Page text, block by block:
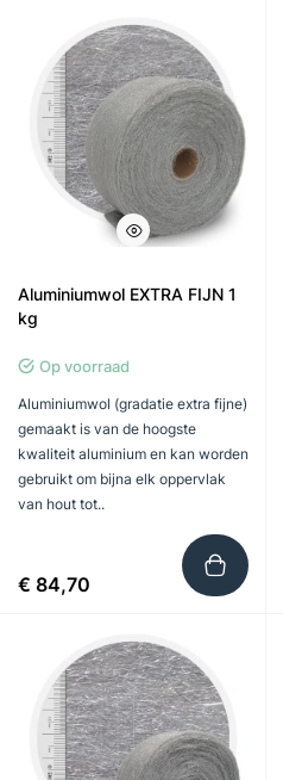
Aluminiumwol EXTRA FIJN 1
kg
Op voorraad
Aluminiumwol (gradatie extra fijne)
gemaakt is van de hoogste
kwaliteit aluminium en kan worden
gebruikt om bijna elk oppervlak
van hout tot..
€ 84,70